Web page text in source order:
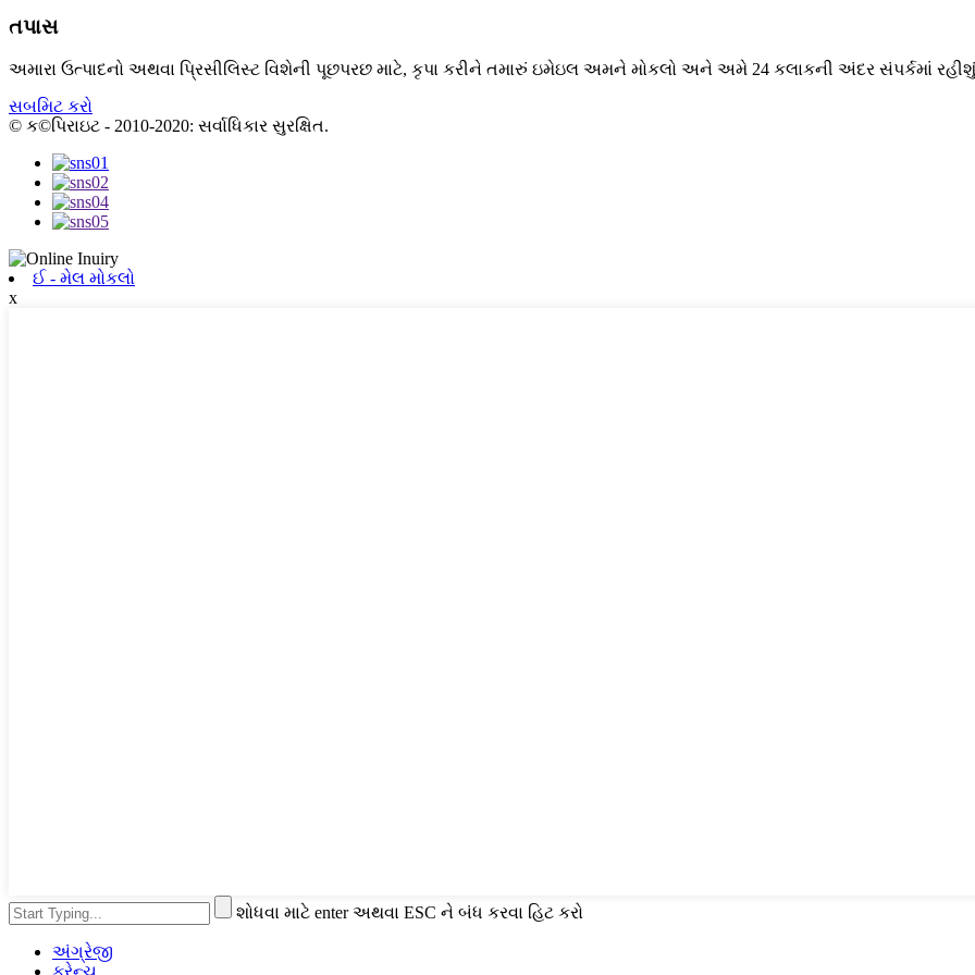
તપાસ
અમારા ઉત્પાદનો અથવા પ્રિસીલિસ્ટ વિશેની પૂછપરછ માટે, કૃપા કરીને તમારું ઇમેઇલ અમને મોકલો અને અમે 24 કલાકની અંદર સંપર્કમાં
સબમિટ કરો
© ક©પિરાઇટ - 2010-2020: સર્વાધિકાર સુરક્ષિત.
ઈ - મેલ મોકલો
x
શોધવા માટે enter અથવા ESC ને બંધ કરવા હિટ કરો
અંગ્રેજી